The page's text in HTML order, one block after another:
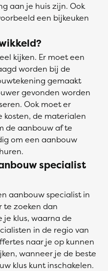
aan je huis zijn. Ook
een bijkeuken
kijken. Er moet een
worden bij de
gemaakt
gevonden worden
Ook moet er
de materialen
de aanbouw af te
om een aanbouw
specialist
aanbouw specialist in
te zoeken dan
je klus, waarna de
in de regio van
naar je op kunnen
wanneer je de beste
klus kunt inschakelen.